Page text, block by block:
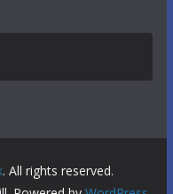
. All rights reserved.